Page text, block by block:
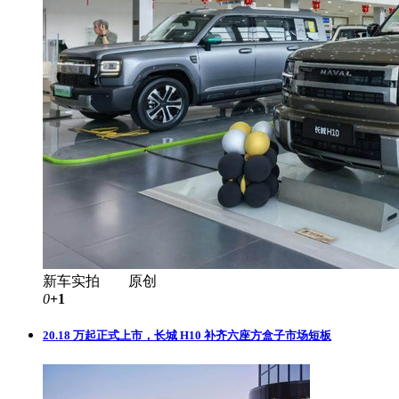
新车实拍 原创
0+1
20.18 万起正式上市，长城 H10 补齐六座方盒子市场短板